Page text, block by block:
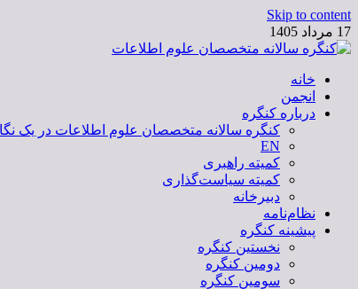
Skip to content
17 مرداد 1405
کنگره سالانه متخصصان علوم اطلاعات
خانه
انجمن
درباره کنگره
کنگره سالانه متخصصان علوم اطلاعات در یک
EN
کمیته راهبری
کمیته سیاست‌گذاری
دبیرخانه
نظام‌نامه
پیشینه کنگره
نخستین کنگره
دومین کنگره
سومین کنگره